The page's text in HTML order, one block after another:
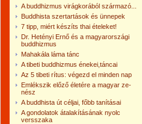
A buddhizmus virágkorából származó...
Buddhista szertartások és ünnepek
7 tipp, miért készíts thai ételeket!
Dr. Hetényi Ernő és a magyarországi
buddhizmus
Mahakála láma tánc
A tibeti buddhizmus énekei,táncai
Az 5 tibeti rítus: végezd el minden nap
Em­lék­szik előző éle­tére a ma­gyar ze­
nész
A buddhista út céljai, főbb tanításai
A gondolatok átalakításának nyolc
versszaka